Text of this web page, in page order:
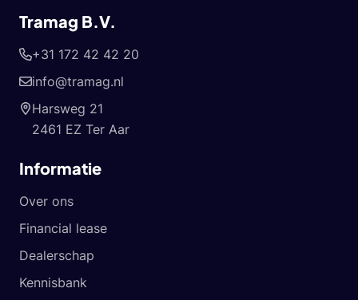
Tramag B.V.
+31 172 42 42 20
info@tramag.nl
Harsweg 21
2461 EZ Ter Aar
Informatie
Over ons
Financial lease
Dealerschap
Kennisbank